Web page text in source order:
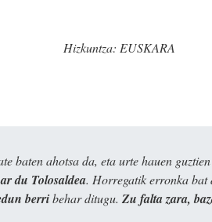
Hizkuntza: EUSKARA
baten ahotsa da, eta urte hauen
du Tolosaldea. Horregatik erronka bat
berribehar ditugu. Zu falta zara,